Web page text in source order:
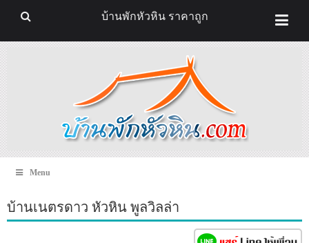
Menu
บ้านเนตรดาว หัวหิน พูลวิลล่า
บ้านพักหัวหิน ราคาถูก